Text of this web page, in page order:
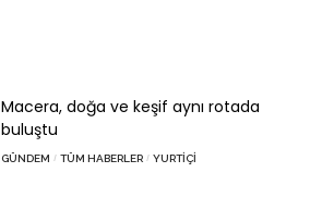
Macera, doğa ve keşif aynı rotada
buluştu
GÜNDEM TÜM HABERLER YURTIÇI